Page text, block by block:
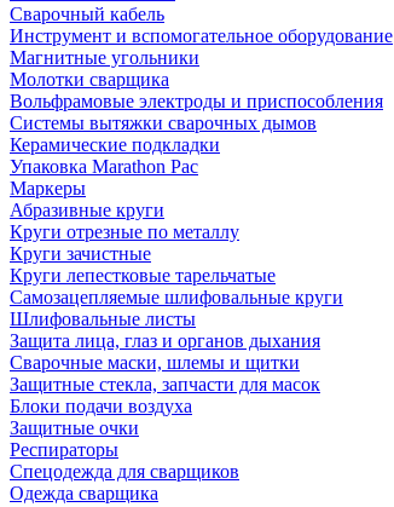
Сварочный кабель
Инструмент и вспомогательное оборудование
Магнитные угольники
Молотки сварщика
Вольфрамовые электроды и приспособления
Системы вытяжки сварочных дымов
Керамические подкладки
Упаковка Marathon Pac
Маркеры
Абразивные круги
Круги отрезные по металлу
Круги зачистные
Круги лепестковые тарельчатые
Самозацепляемые шлифовальные круги
Шлифовальные листы
Защита лица, глаз и органов дыхания
Сварочные маски, шлемы и щитки
Защитные стекла, запчасти для масок
Блоки подачи воздуха
Защитные очки
Респираторы
Спецодежда для сварщиков
Одежда сварщика